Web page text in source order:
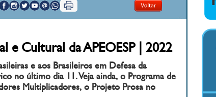
e Cultural da APEOESP | 2022
e aos Brasileiros em Defesa da
no último dia 11. Veja ainda, o Programa de
Multiplicadores, o Projeto Prosa no